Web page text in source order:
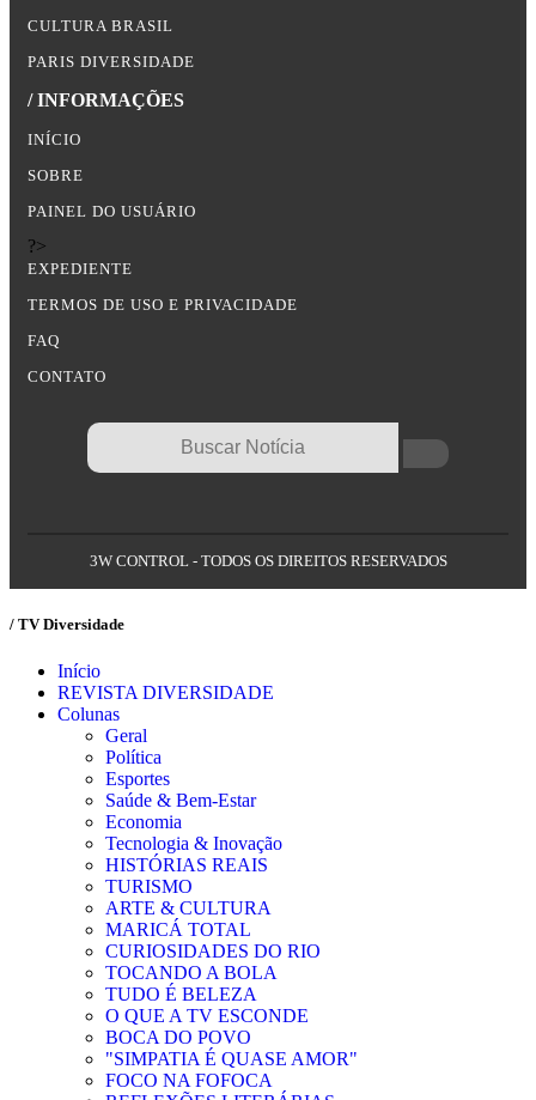
CULTURA BRASIL
PARIS DIVERSIDADE
/ INFORMAÇÕES
INÍCIO
SOBRE
PAINEL DO USUÁRIO
?>
EXPEDIENTE
TERMOS DE USO E PRIVACIDADE
FAQ
CONTATO
3W CONTROL - TODOS OS DIREITOS RESERVADOS
/ TV Diversidade
Início
REVISTA DIVERSIDADE
Colunas
Geral
Política
Esportes
Saúde & Bem-Estar
Economia
Tecnologia & Inovação
HISTÓRIAS REAIS
TURISMO
ARTE & CULTURA
MARICÁ TOTAL
CURIOSIDADES DO RIO
TOCANDO A BOLA
TUDO É BELEZA
O QUE A TV ESCONDE
BOCA DO POVO
"SIMPATIA É QUASE AMOR"
FOCO NA FOFOCA